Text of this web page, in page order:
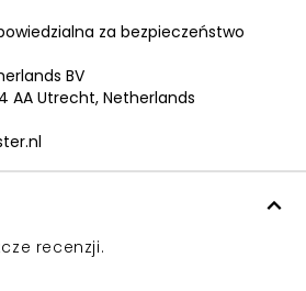
za bezpieczeństwo
BV
AA Utrecht, Netherlands
recenzji.